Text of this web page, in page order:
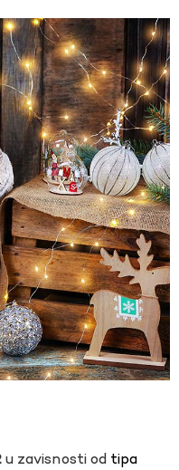
u zavisnosti od tipa